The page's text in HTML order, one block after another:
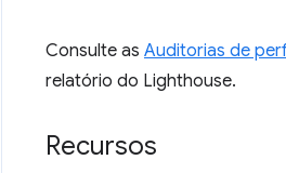
Consulte as Auditorias de
relatório do Lighthouse.
Recursos